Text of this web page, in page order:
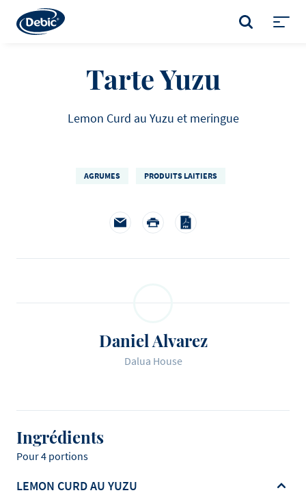
main
RECHERCHE
Tarte Yuzu
Lemon Curd au Yuzu et meringue
AGRUMES PRODUITS LAITIERS
Daniel Alvarez
Dalua House
Ingrédients
Pour 4 portions
LEMON CURD AU YUZU